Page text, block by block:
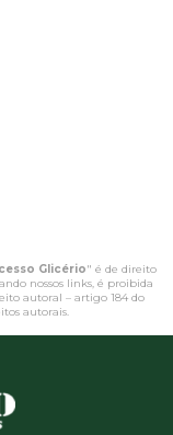
Glicério" é de direito
nossos links, é proibida
autoral – artigo 184 do
autorais.